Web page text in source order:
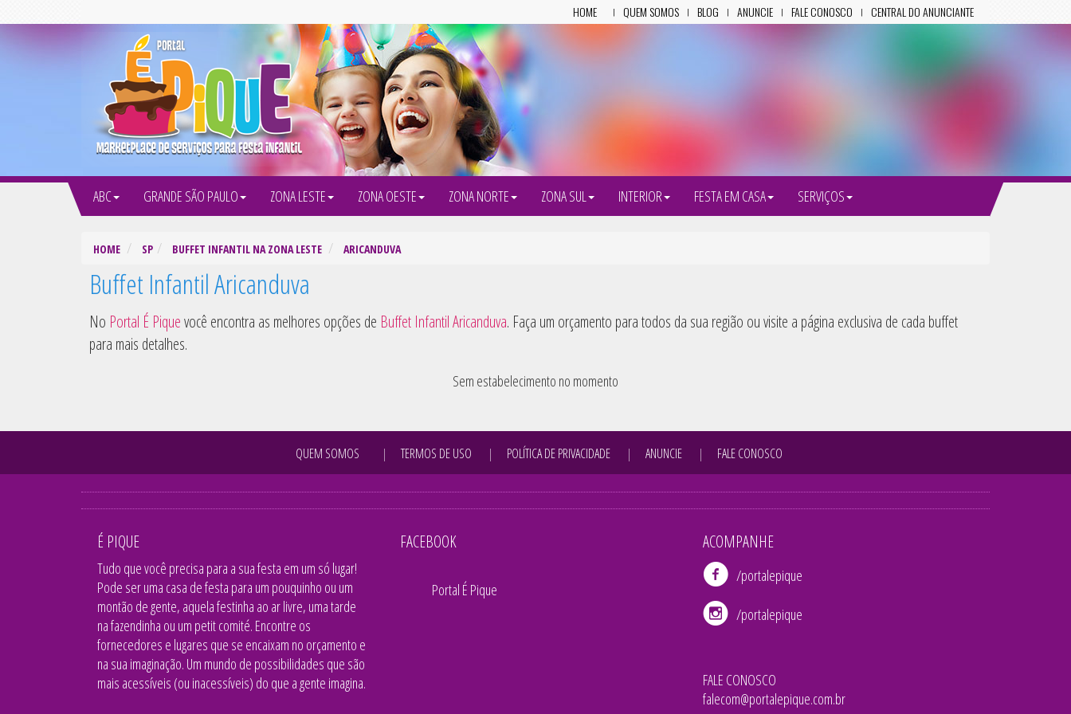
HOME QUEM SOMOS BLOG ANUNCIE FALE CONOSCO CENTRAL DO ANUNCIANTE
ABC GRANDE SÃO PAULO ZONA LESTE ZONA OESTE ZONA NORTE ZONA SUL INTERIOR FESTA EM CASA SERVIÇOS
HOME SP BUFFET INFANTIL NA ZONA LESTE ARICANDUVA
Buffet Infantil Aricanduva
No Portal É Piquevocê encontra as melhores opções de Buffet Infantil Aricanduva. Faça um orçamento para todos da sua região ou visite a página exclusiva de cada buffet
para mais detalhes.
Sem estabelecimento no momento
QUEM SOMOS TERMOS DE USO POLÍTICA DE PRIVACIDADE ANUNCIE FALE CONOSCO
É PIQUE
Tudo que você precisa para a sua festa em um só lugar!
Pode ser uma casa de festa para um pouquinho ou um
montão de gente, aquela festinha ao ar livre, uma tarde
na fazendinha ou um petit comité. Encontre os
fornecedores e lugares que se encaixam no orçamento e
na sua imaginação. Um mundo de possibilidades que são
mais acessíveis (ou inacessíveis) do que a gente imagina.
FACEBOOK
Portal É Pique
ACOMPANHE
/portalepique
/portalepique
FALE CONOSCO
falecom@portalepique.com.br